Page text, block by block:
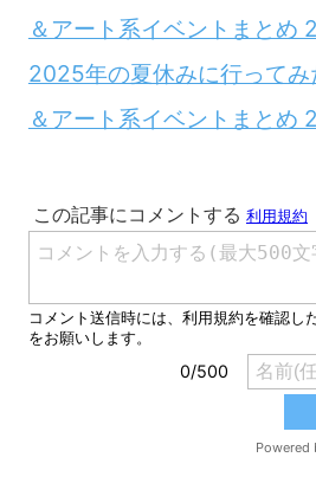
＆アート系イベントまとめ
2025年の夏休みに行って
＆アート系イベントまとめ